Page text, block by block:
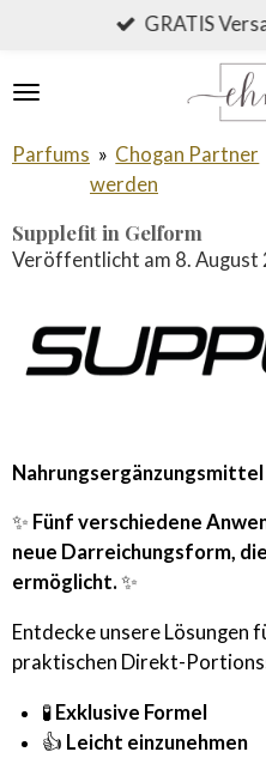
springen
GRATIS
Parfums » Chogan Partner
werden
Supplefit in Gelform
Veröffentlicht am 8. August
✨ Fünf verschiedene
neue Darreichungsform,
ermöglicht. ✨
Entdecke unsere Lösungen
praktischen Direkt-
🧪 Exklusive Formel
👍 Leicht einzunehmen